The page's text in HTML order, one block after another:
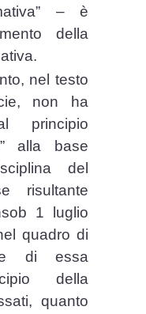
– è
della
nel testo
non ha
principio
alla base
del
risultante
1 luglio
quadro di
di essa
della
quanto